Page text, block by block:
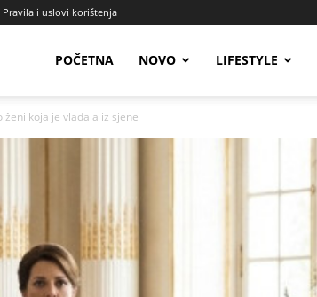
Pravila i uslovi korištenja
POČETNA NOVO LIFESTYLE
koja je vladala iz sjene